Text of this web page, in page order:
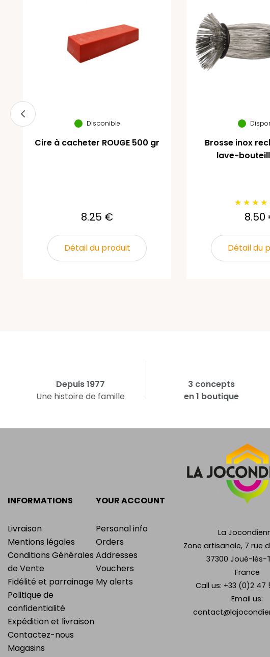
Disponible
Cire à cacheter ROUGE 500 gr
8.25 €
Détail du produit
Brosse inox
lave-
8.50
Détail du
Depuis 1977
Une histoire de famille
3 concepts
en 1 boutique
INFORMATIONS
Livraison
Mentions légales
Conditions Générales
de Vente
Fidélité et parrainage
Politique de
confidentialité
Expédition et livraison
Contactez-nous
Magasins
YOUR ACCOUNT
Personal info
Orders
Addresses
Vouchers
My alerts
La
Zone artisanale, 7 rue
37300 Joué-lès-
France
Call us: +33 (0)2 47
Email us: